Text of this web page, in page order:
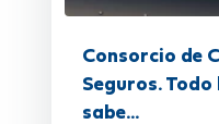
Consorcio de
Seguros. Todo
sabe...